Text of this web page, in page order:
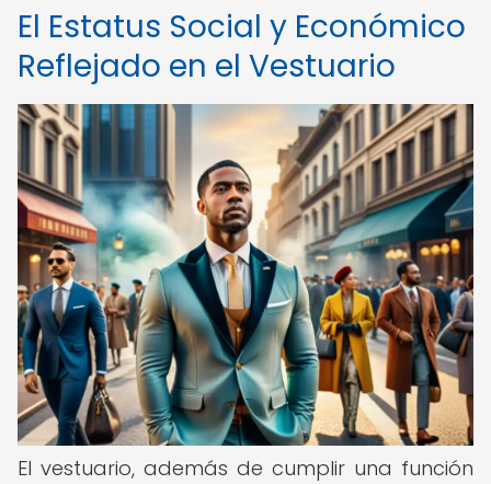
El Estatus Social y Económico
Reflejado en el Vestuario
El vestuario, además de cumplir una función